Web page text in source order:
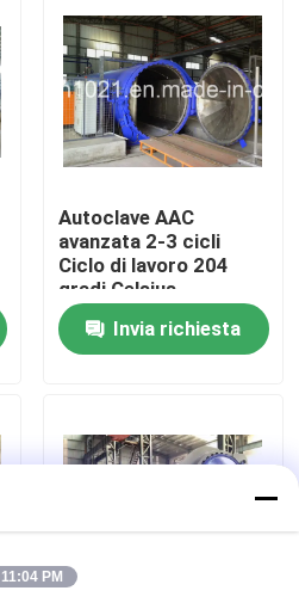
Autoclave AAC
avanzata 2-3 cicli
Ciclo di lavoro 204
gradi Celsius
Temperatura di
progettazione
Invia richiesta
11:04 PM